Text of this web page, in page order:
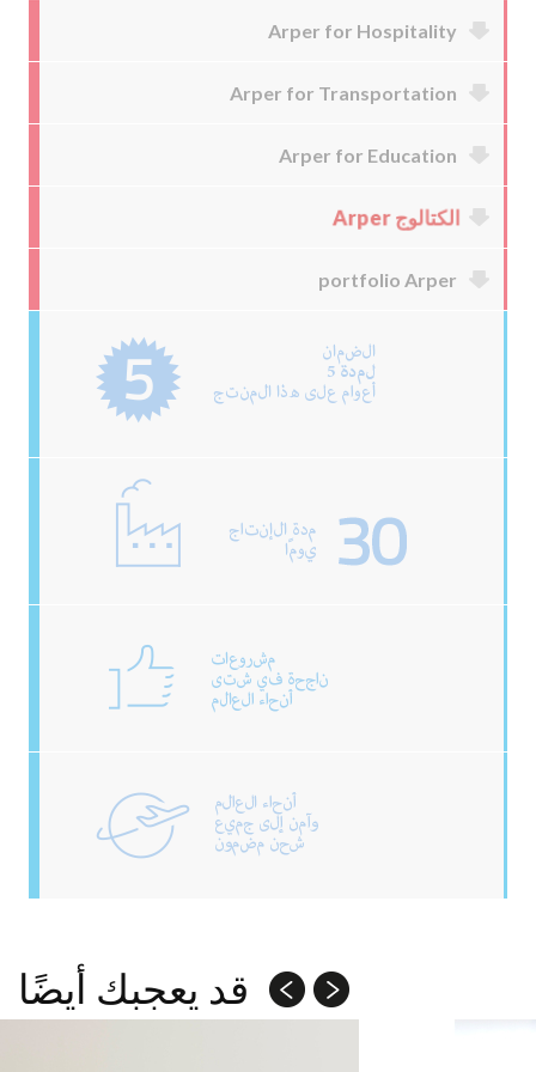
Arper for Hospitality
Arper for Transportation
Arper for Education
الكتالوج Arper
portfolio Arper
قد يعجبك أيضًا